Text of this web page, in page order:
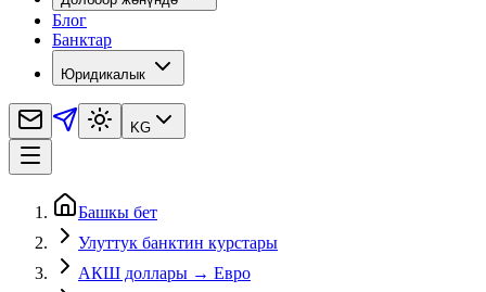
Блог
Банктар
Юридикалык
KG
Башкы бет
Улуттук банктин курстары
АКШ доллары → Евро